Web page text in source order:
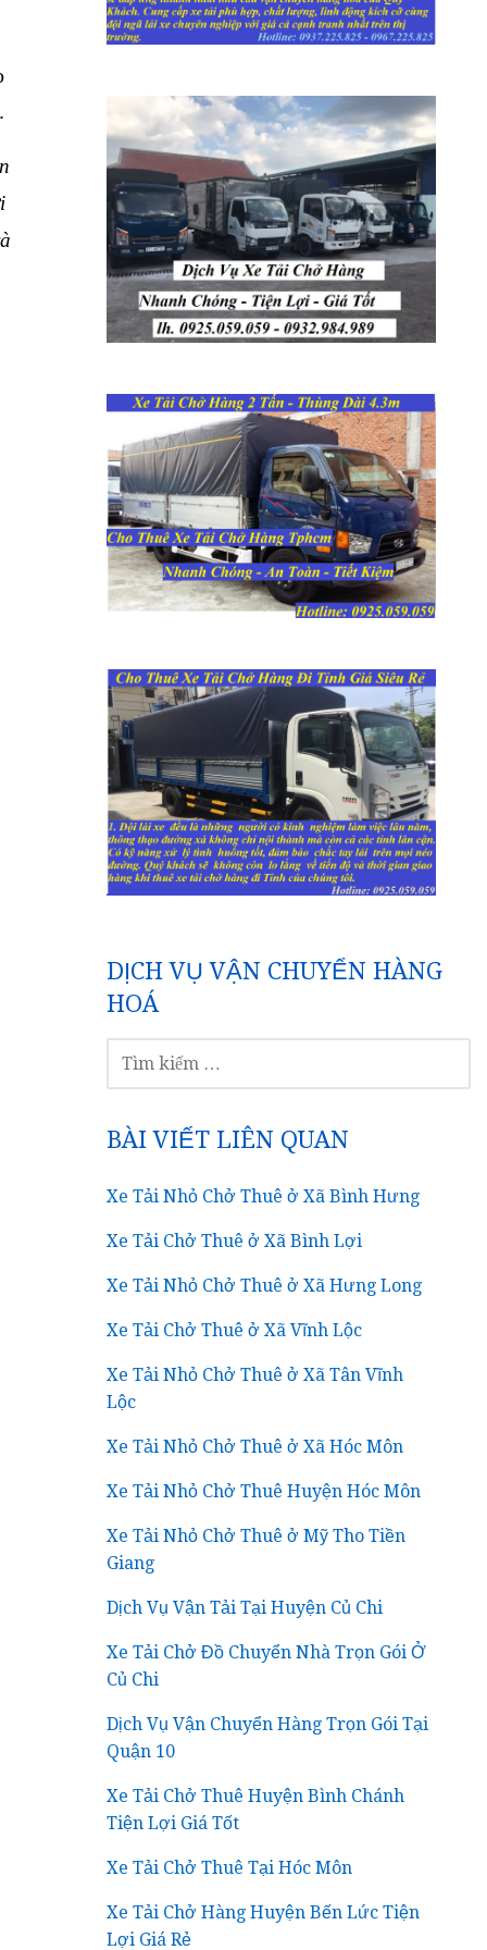
DỊCH VỤ VẬN CHUYỂN HÀNG
HOÁ
KIẾM
BÀI VIẾT LIÊN QUAN
Xe Tải Nhỏ Chở Thuê ở Xã Bình Hưng
Xe Tải Chở Thuê ở Xã Bình Lợi
Xe Tải Nhỏ Chở Thuê ở Xã Hưng Long
Xe Tải Chở Thuê ở Xã Vĩnh Lộc
Xe Tải Nhỏ Chở Thuê ở Xã Tân Vĩnh
Lộc
Xe Tải Nhỏ Chở Thuê ở Xã Hóc Môn
Xe Tải Nhỏ Chở Thuê Huyện Hóc Môn
Xe Tải Nhỏ Chở Thuê ở Mỹ Tho Tiền
Giang
Dịch Vụ Vận Tải Tại Huyện Củ Chi
Xe Tải Chở Đồ Chuyển Nhà Trọn Gói Ở
Củ Chi
Dịch Vụ Vận Chuyển Hàng Trọn Gói Tại
Quận 10
Xe Tải Chở Thuê Huyện Bình Chánh
Tiện Lợi Giá Tốt
Xe Tải Chở Thuê Tại Hóc Môn
Xe Tải Chở Hàng Huyện Bến Lức Tiện
Lợi Giá Rẻ